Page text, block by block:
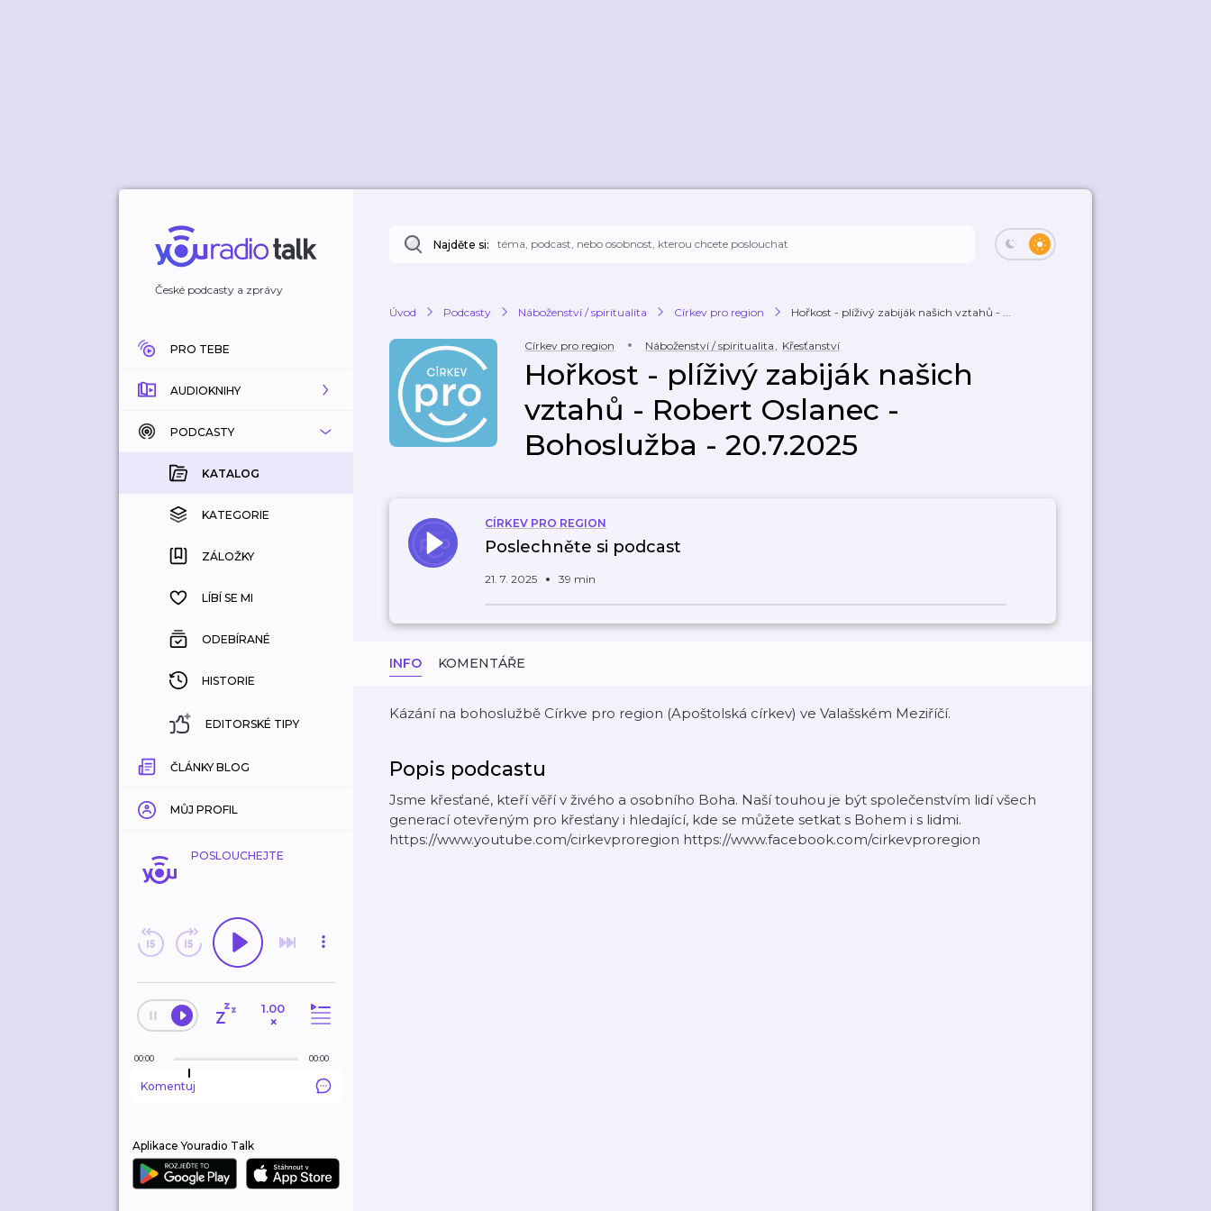
České podcasty a zprávy
PRO TEBE
AUDIOKNIHY
KATALOG
KOUPENÉ
KATEGORIE
ZÁLOŽKY
HISTORIE
PODCASTY
KATALOG
KATEGORIE
ZÁLOŽKY
LÍBÍ SE MI
ODEBÍRANÉ
HISTORIE
EDITORSKÉ TIPY
ČLÁNKY BLOG
MŮJ PROFIL
POSLOUCHEJTE
1.00
×
00:00 00:00
Komentuj
Aplikace Youradio Talk
Najděte si:
Úvod Podcasty Náboženství / spiritualita Církev pro region Hořkost - plíživý zabiják našich vztahů - ...
Církev pro region Náboženství / spiritualita, Křesťanství
Hořkost - plíživý zabiják našich
vztahů - Robert Oslanec -
Bohoslužba - 20.7.2025
CÍRKEV PRO REGION
Poslechněte si podcast
21. 7. 2025 39 min
INFO KOMENTÁŘE
Kázání na bohoslužbě Církve pro region (Apoštolská církev) ve Valašském Meziříčí.
Popis podcastu
Jsme křesťané, kteří věří v živého a osobního Boha. Naší touhou je být společenstvím lidí všech
generací otevřeným pro křesťany i hledající, kde se můžete setkat s Bohem i s lidmi.
https://www.youtube.com/cirkevproregion https://www.facebook.com/cirkevproregion